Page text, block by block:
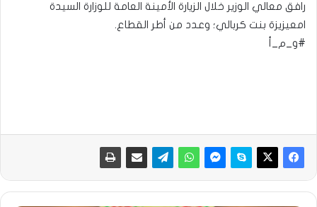
رافق معالي الوزير خلال الزيارة الأمينة العامة للوزارة السيدة
امعيزيزة بنت كربالي؛ وعدد من أطر القطاع.
#و_م_أ